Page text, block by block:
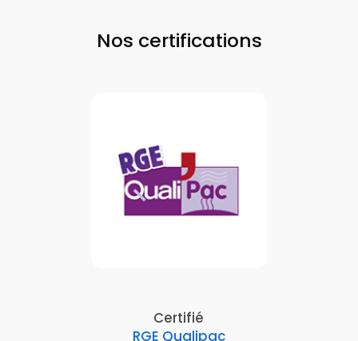
Nos certifications
Certifié
RGE Qualipac